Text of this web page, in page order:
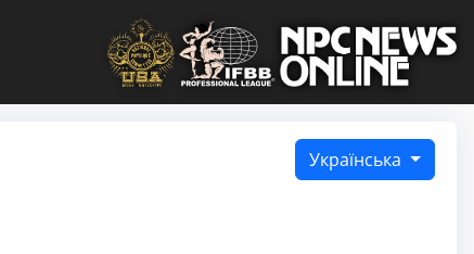
Українська